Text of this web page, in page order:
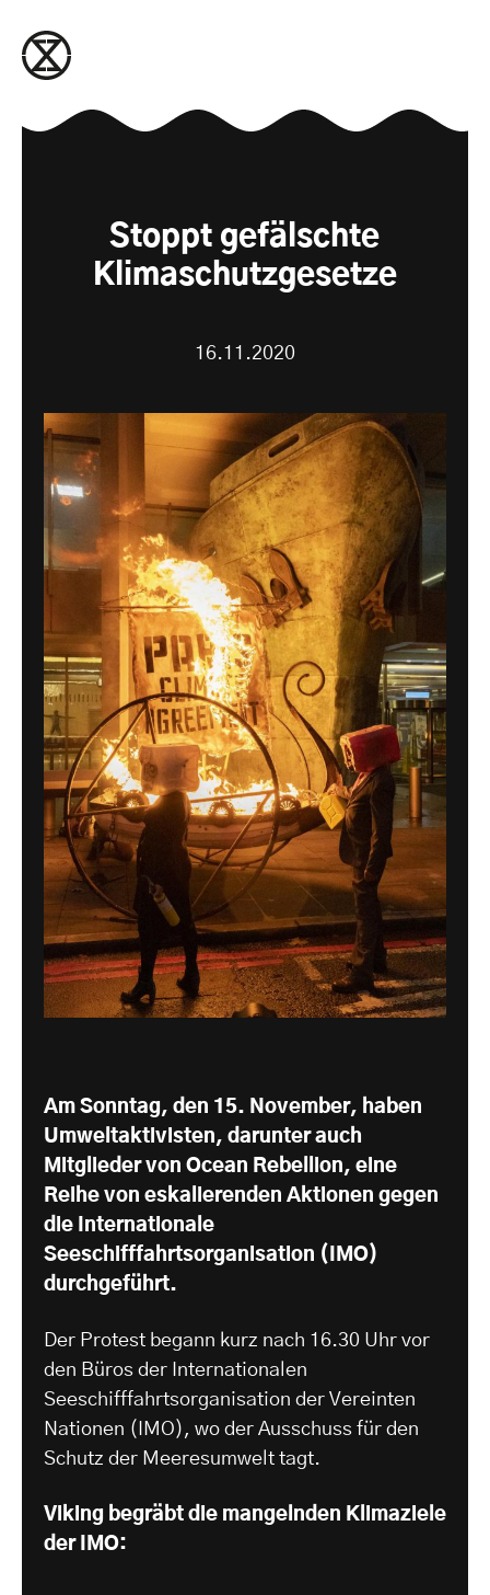
Stoppt gefälschte
Klimaschutzgesetze
16.11.2020
Am Sonntag, den 15. November, haben
Umweltaktivisten, darunter auch
Mitglieder von Ocean Rebellion, eine
Reihe von eskalierenden Aktionen gegen
die Internationale
Seeschifffahrtsorganisation (IMO)
durchgeführt.
Der Protest begann kurz nach 16.30 Uhr vor
den Büros der Internationalen
Seeschifffahrtsorganisation der Vereinten
Nationen (IMO), wo der Ausschuss für den
Schutz der Meeresumwelt tagt.
Viking begräbt die mangelnden Klimaziele
der IMO: